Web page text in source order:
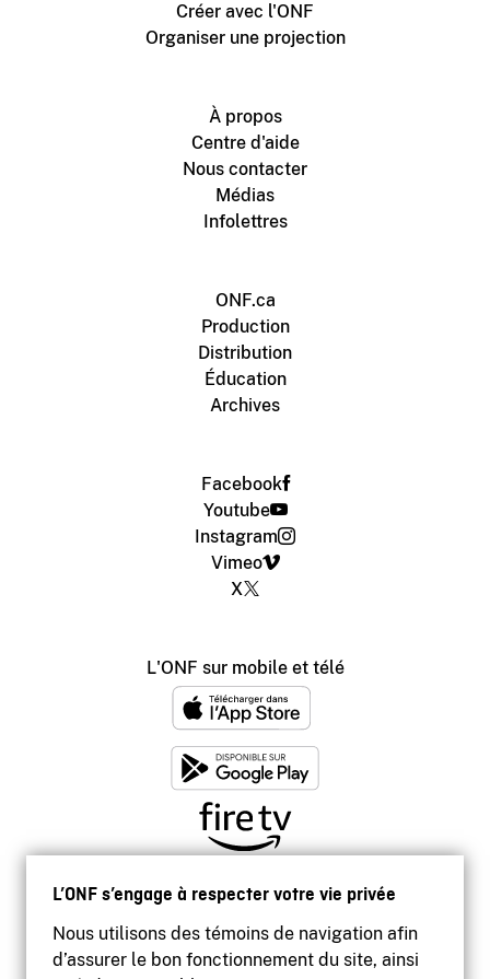
L’ONF s’engage à respecter votre vie privée
Nous utilisons des témoins de navigation afin
d’assurer le bon fonctionnement du site, ainsi
Créer avec l'ONF
Organiser une projection
À propos
Centre d'aide
Nous contacter
Médias
Infolettres
ONF.ca
Production
Distribution
Éducation
Archives
Facebook
Youtube
Instagram
Vimeo
X
L'ONF sur mobile et télé